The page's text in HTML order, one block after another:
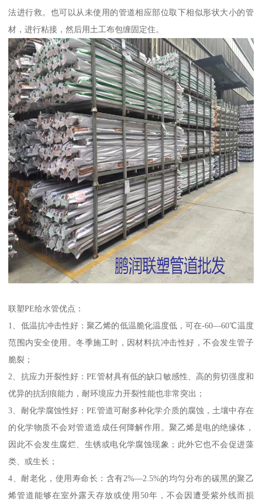
法进行救。也可以从未使用的管道相应部位取下相似形状大小的管
材，进行粘接，然后用土工布包缠固定住。
联塑PE给水管优点：
1、低温抗冲击性好：聚乙烯的低温脆化温度低，可在-60—60℃温度
范围内安全使用。冬季施工时，因材料抗冲击性好，不会发生管子
脆裂；
2、抗应力开裂性好：PE管材具有低的缺口敏感性、高的剪切强度和
优异的抗刮痕能力，耐环境应力开裂性能也非常突出；
3、耐化学腐蚀性好：PE管道可耐多种化学介质的腐蚀，土壤中存在
的化学物质不会对管道造成任何降解作用。聚乙烯是电的绝缘体，
因此不会发生腐烂、生锈或电化学腐蚀现象；此外它也不会促进藻
类、或生长；
4、耐老化，使用寿命长：含有2%—2.5%的均匀分布的碳黑的聚乙
烯管道能够在室外露天存放或使用50年，不会因遭受紫外线而损